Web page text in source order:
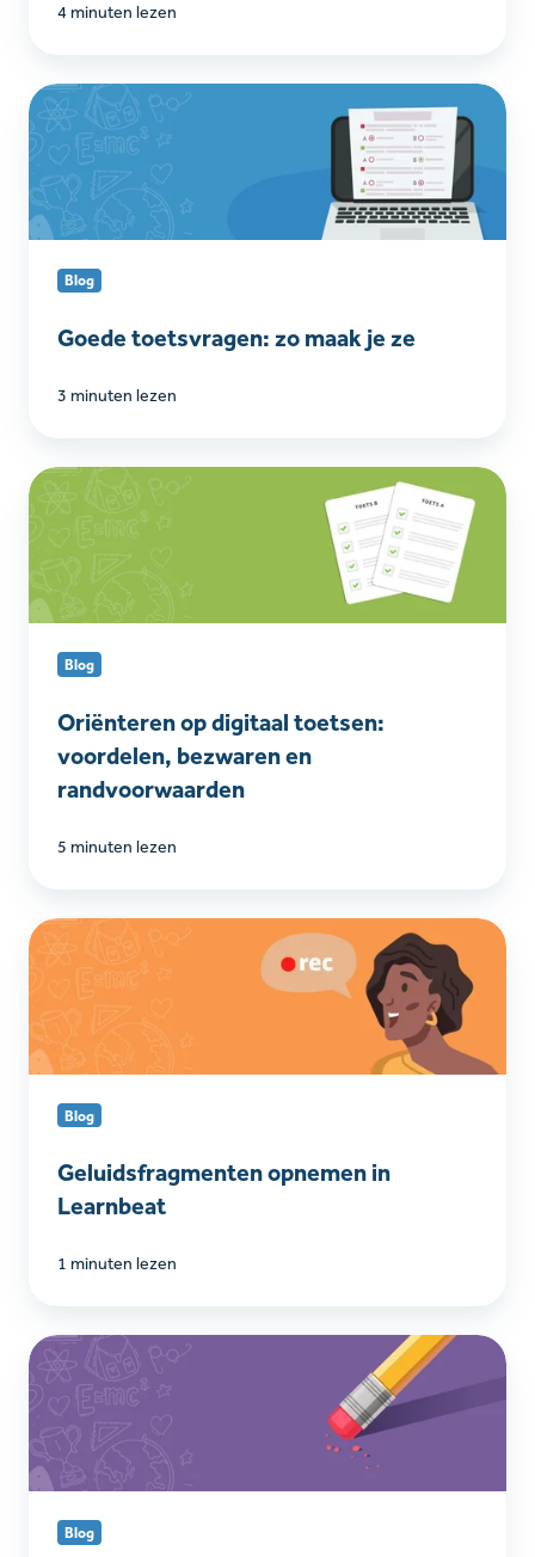
4 minuten lezen
Goede
toetsvragen:
zo
maak
je
ze
Blog
Goede toetsvragen: zo maak je ze
3 minuten lezen
Oriënteren
op
digitaal
toetsen:
voordelen,
bezwaren
randvoorwaarden
Blog
Oriënteren op digitaal toetsen:
voordelen, bezwaren en
randvoorwaarden
5 minuten lezen
Geluidsfragmenten
opnemen
in
Learnbeat
Blog
Geluidsfragmenten opnemen in
Learnbeat
1 minuten lezen
Antwoorden
verwijderen
van
een
leerling
Blog